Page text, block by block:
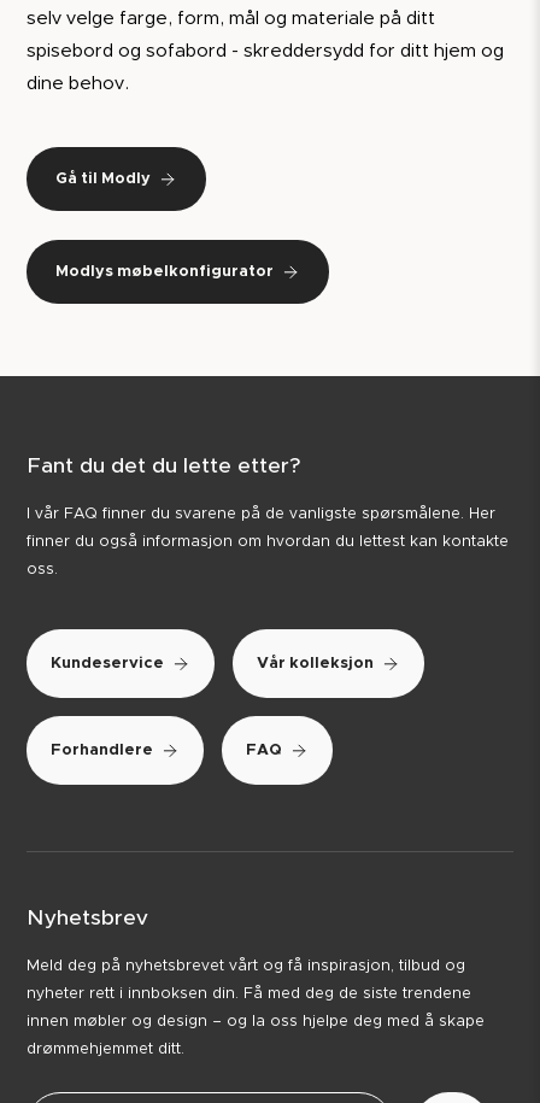
selv velge farge, form, mål og materiale på ditt
spisebord og sofabord - skreddersydd for ditt hjem og
dine behov.
Gå til Modly
Modlys møbelkonfigurator
Fant du det du lette etter?
I vår FAQ finner du svarene på de vanligste spørsmålene. Her
finner du også informasjon om hvordan du lettest kan kontakte
oss.
Kundeservice Vår kolleksjon
Forhandlere FAQ
Nyhetsbrev
Meld deg på nyhetsbrevet vårt og få inspirasjon, tilbud og
nyheter rett i innboksen din. Få med deg de siste trendene
innen møbler og design – og la oss hjelpe deg med å skape
drømmehjemmet ditt.